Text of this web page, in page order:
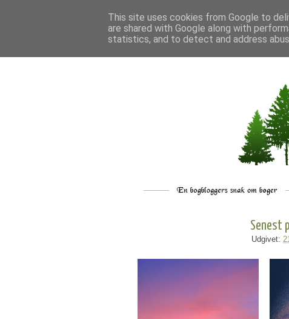
Senest
Udgivet:
This site uses cookies from Google to
are shared with Google along with
statistics, and to detect and address